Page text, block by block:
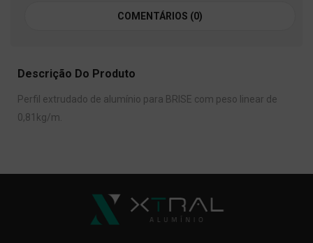
COMENTÁRIOS (0)
Descrição Do Produto
Perfil extrudado de alumínio para BRISE com peso linear de
0,81kg/m.